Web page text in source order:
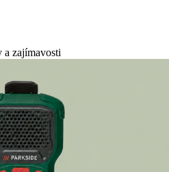
a zajímavosti